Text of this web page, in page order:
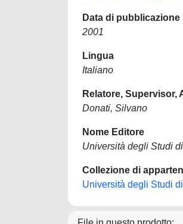
Data di pubblicazione
2001
Lingua
Italiano
Relatore, Supervisor,
Donati, Silvano
Nome Editore
Università degli Studi
Collezione di
Università degli Studi